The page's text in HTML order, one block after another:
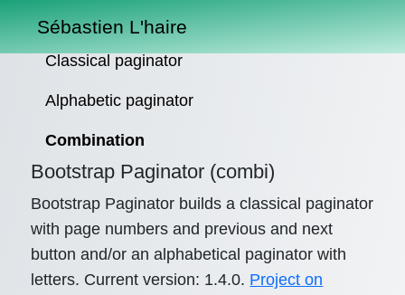
Sébastien L'haire
Classical paginator
Alphabetic paginator
Combination
Bootstrap Paginator (combi)
Bootstrap Paginator builds a classical paginator
with page numbers and previous and next
button and/or an alphabetical paginator with
letters. Current version: 1.4.0. Project on